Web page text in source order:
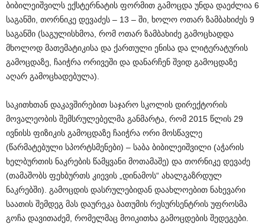
ბიბილეიშვილს ექსტერნატის ფორმით გამოცდა უნდა დაეძლია 6
საგანში, თორნიკე დევაძეს – 13 – ში, ხოლო ოთარ ზამბახიძეს 9
საგანში (საგულისხმოა, რომ ოთარ ზამბახიძე გამოცხადდა
მხოლოდ მათემატიკისა და ქართული ენისა და ლიტერატურის
გამოცდაზე, ჩაიჭრა ორივეში და დანარჩენ შვიდ გამოცდაზე
აღარ გამოცხადებულა).
საკითხთან დაკავშირებით საჯარო სკოლის დირექტორის
მოვალეობის შემსრულებელმა განმარტა, რომ 2015 წლის 29
ივნისს ფიზიკის გამოცდაზე ჩაიჭრა ორი მოსწავლე
(წარმატებული სპორტსმენები) – საბა ბიბილეიშვილი (აჭარის
ხელბურთის ნაკრების წამყვანი მოთამაშე) და თორნიკე დევაძე
(თამაშობს ფეხბურთს კიევის „დინამოს“ ახალგაზრდულ
ნაკრებში). გამოცდის დასრულებიდან დაახლოებით ნახევარი
საათის შემდეგ მას დაურეკა ბათუმის რესურსენტრის უფროსმა
გოჩა დავითაძემ, რომელმაც მოიკითხა გამოცდების შედეგები.